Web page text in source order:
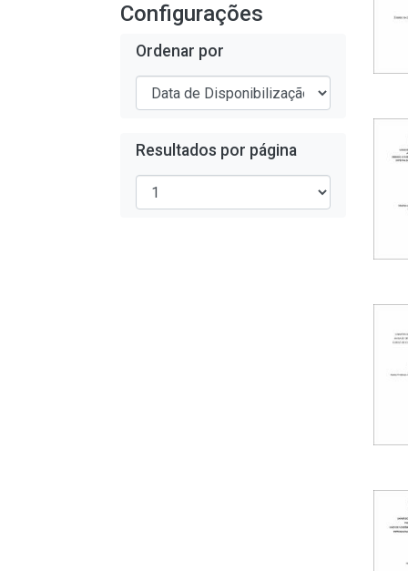
Configurações
Ordenar por
Resultados por página